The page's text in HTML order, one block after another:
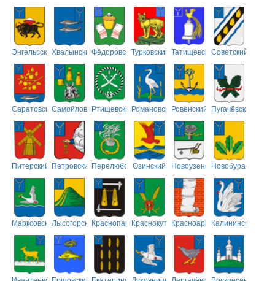
ЭнгельсскийХвалынскийФёдоровскийТурковский ТатищевскийСоветский
СаратовскийСамойловскийРтищевскийРомановскийРовенский Пугачёвский
Питерский ПетровскийПерелюбскийОзинский НовоузенскийНовобурасский
МарксовскийЛысогорскийКраснопартизанский
КраснокутскийКрасноармейский
Калининский